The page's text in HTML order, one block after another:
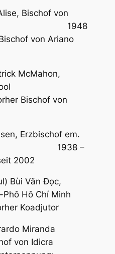
Bischof von
1948
von Ariano
McMahon,
Liverpool
Bischof von
Erzbischof em.
1938 –
2002
Bùi Văn Ðọc,
Hô Chí Minh
Koadjutor
Miranda
von Idicra